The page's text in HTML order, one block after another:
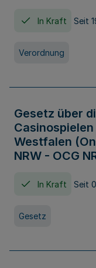
In Kraft Seit
Verordnung
Gesetz über
Westfalen
NRW - OCG
In Kraft Seit
Gesetz